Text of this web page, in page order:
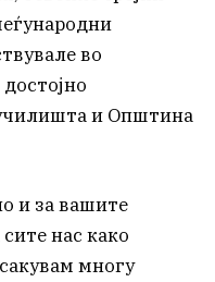
во
и Општина
и за вашите
нас како
многу